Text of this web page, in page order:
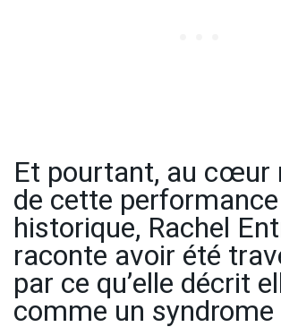
Et pourtant, au cœur
de cette performance
historique, Rachel
raconte avoir été
par ce qu’elle décrit
comme un syndrome